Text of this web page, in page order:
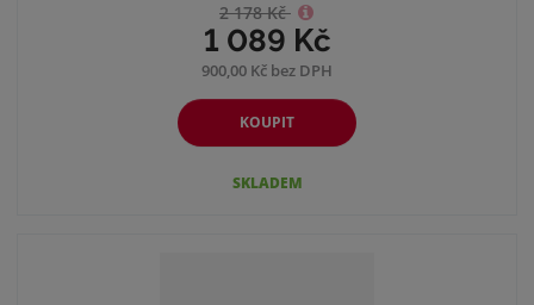
2 178 Kč
1 089 Kč
900,00 Kč bez DPH
KOUPIT
SKLADEM